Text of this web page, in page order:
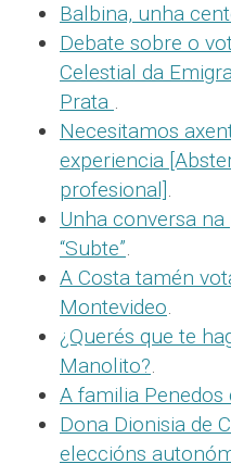
Balbina, unha
Debate sobre o
Celestial da
Prata .
Necesitamos
experiencia
profesional].
Unha conversa
“Subte”.
A Costa tamén
Montevideo.
¿Querés que te
Manolito?.
A familia Penedos
Dona Dionisia de
eleccións